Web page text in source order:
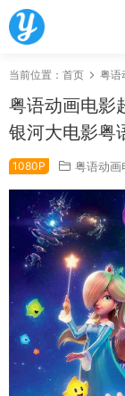
当前位置： 首页 粤语
粤语动画电影
银河大电影粤
1080P 粤语动画